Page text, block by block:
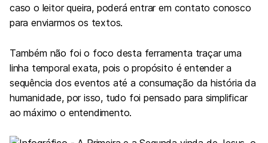
caso o leitor queira, poderá entrar em contato conosco
para enviarmos os textos.
Também não foi o foco desta ferramenta traçar uma
linha temporal exata, pois o propósito é entender a
sequência dos eventos até a consumação da história da
humanidade, por isso, tudo foi pensado para simplificar
ao máximo o entendimento.